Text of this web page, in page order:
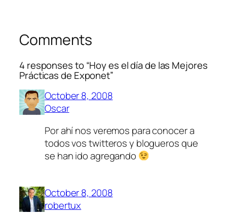
Comments
4 responses to “Hoy es el día de las Mejores
Prácticas de Exponet”
October 8, 2008
Oscar
Por ahí nos veremos para conocer a
todos vos twitteros y blogueros que
se han ido agregando
October 8, 2008
robertux